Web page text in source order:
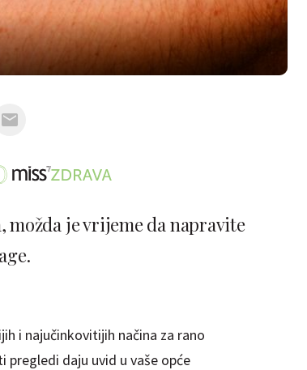
možda je vrijeme da napravite
i najučinkovitijih načina za rano
daju uvid u vaše opće